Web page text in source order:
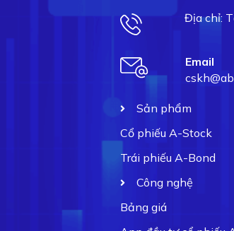
Địa chỉ:
Email
Sản phẩm
Cổ phiếu A-Stock
Trái phiếu A-Bond
Công nghệ
Bảng giá